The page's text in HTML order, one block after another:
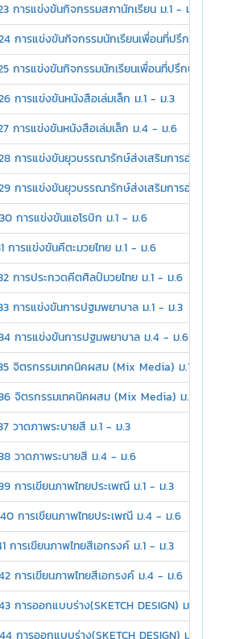
การแข่งขันกิจกรรมสภานักเรียน ม.1 - ม.6
การแข่งขันกิจกรรมนักเรียนเพื่อนที่ปรึกษา
การแข่งขันกิจกรรมนักเรียนเพื่อนที่ปรึกษา
การแข่งขันหนังสือเล่มเล็ก ม.1 - ม.3
การแข่งขันหนังสือเล่มเล็ก ม.4 - ม.6
การแข่งขันยุวบรรณารักษ์ส่งเสริมการอ่าน ม.1 -
การแข่งขันยุวบรรณารักษ์ส่งเสริมการอ่าน ม.4
การแข่งขันแอโรบิก ม.1 - ม.6
การแข่งขันคีตะมวยไทย ม.1 - ม.6
การประกวดคีตศิลป์มวยไทย ม.1 - ม.6
การแข่งขันการปฐมพยาบาล ม.1 - ม.3
การแข่งขันการปฐมพยาบาล ม.4 - ม.6
จิตรกรรมเทคนิคผสม (Mix Media) ม.1 - ม.3
จิตรกรรมเทคนิคผสม (Mix Media) ม.4 - ม.6
วาดภาพระบายสี ม.1 - ม.3
วาดภาพระบายสี ม.4 - ม.6
การเขียนภาพไทยประเพณี ม.1 - ม.3
การเขียนภาพไทยประเพณี ม.4 - ม.6
การเขียนภาพไทยสีเอกรงค์ ม.1 - ม.3
การเขียนภาพไทยสีเอกรงค์ ม.4 - ม.6
การออกแบบร่าง(SKETCH DESIGN) ม.1 - ม.3
การออกแบบร่าง(SKETCH DESIGN) ม.4 - ม.6